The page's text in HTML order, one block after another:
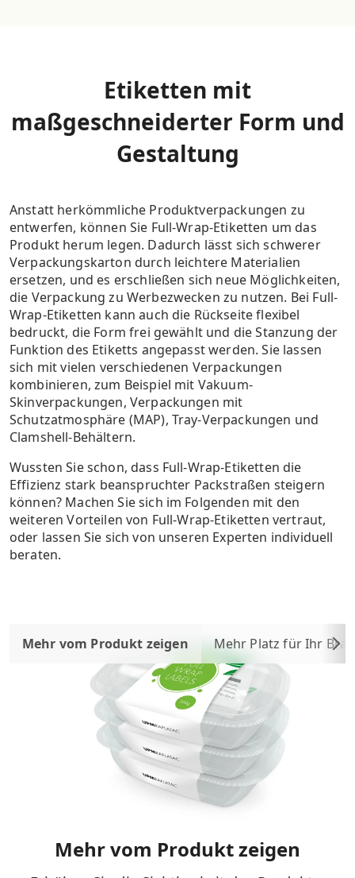
Etiketten mit
maßgeschneiderter Form und
Gestaltung
Anstatt herkömmliche Produktverpackungen zu
entwerfen, können Sie Full-Wrap-Etiketten um das
Produkt herum legen. Dadurch lässt sich schwerer
Verpackungskarton durch leichtere Materialien
ersetzen, und es erschließen sich neue Möglichkeiten,
die Verpackung zu Werbezwecken zu nutzen. Bei Full-
Wrap-Etiketten kann auch die Rückseite flexibel
bedruckt, die Form frei gewählt und die Stanzung der
Funktion des Etiketts angepasst werden. Sie lassen
sich mit vielen verschiedenen Verpackungen
kombinieren, zum Beispiel mit Vakuum-
Skinverpackungen, Verpackungen mit
Schutzatmosphäre (MAP), Tray-Verpackungen und
Clamshell-Behältern.
Wussten Sie schon, dass Full-Wrap-Etiketten die
Effizienz stark beanspruchter Packstraßen steigern
können? Machen Sie sich im Folgenden mit den
weiteren Vorteilen von Full-Wrap-Etiketten vertraut,
oder lassen Sie sich von unseren Experten individuell
beraten.
Mehr vom Produkt zeigen Mehr Platz für Ihr
Mehr vom Produkt zeigen